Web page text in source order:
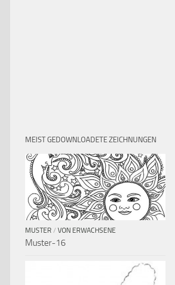
MEIST GEDOWNLOADETE ZEICHNUNGEN
MUSTER / VON ERWACHSENE
Muster-16